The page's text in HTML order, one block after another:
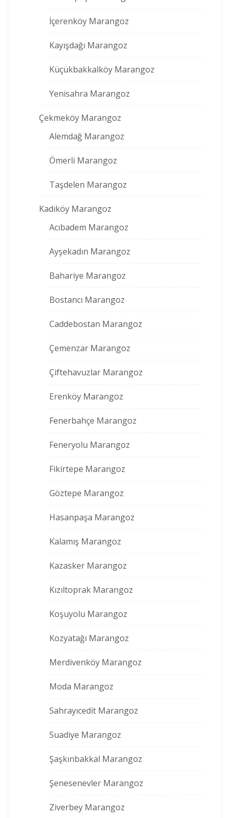
İçerenköy Marangoz
Kayışdağı Marangoz
Küçükbakkalköy Marangoz
Yenisahra Marangoz
Çekmeköy Marangoz
Alemdağ Marangoz
Ömerli Marangoz
Taşdelen Marangoz
Kadıköy Marangoz
Acıbadem Marangoz
Ayşekadın Marangoz
Bahariye Marangoz
Bostancı Marangoz
Caddebostan Marangoz
Çemenzar Marangoz
Çiftehavuzlar Marangoz
Erenköy Marangoz
Fenerbahçe Marangoz
Feneryolu Marangoz
Fikirtepe Marangoz
Göztepe Marangoz
Hasanpaşa Marangoz
Kalamış Marangoz
Kazasker Marangoz
Kızıltoprak Marangoz
Koşuyolu Marangoz
Kozyatağı Marangoz
Merdivenköy Marangoz
Moda Marangoz
Sahrayıcedit Marangoz
Suadiye Marangoz
Şaşkınbakkal Marangoz
Şenesenevler Marangoz
Ziverbey Marangoz